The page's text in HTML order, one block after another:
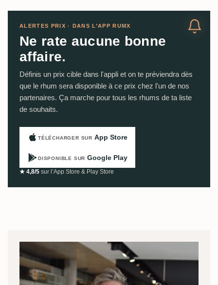
ALERTES PRIX · DANS L’APP RUMX
Ne rate aucune bonne
affaire.
Définis un prix cible dans l'appli et on te préviendra dès
que le rhum sera disponible à ce prix chez l'un de nos
partenaires. Ça marche pour tous les rhums de ta liste
de souhaits.
TÉLÉCHARGER SUR App Store
DISPONIBLE SUR Google Play
★ 4,8/5 sur l’App Store & Play Store